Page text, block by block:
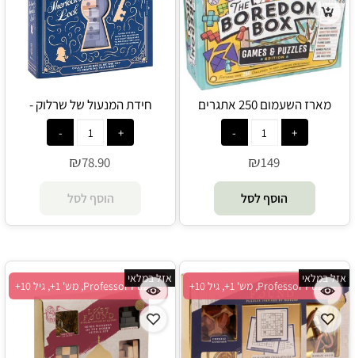
מארז השעמום 250 אתגרים
במארז אחד - Professor Puzzle
₪149
הוסף לסל
חידת המנעול של שרלוק -
Professor Puzzle
₪78.90
הוסף לסל
Professor Puzzle, מש' 1+, גיל 10+
אזל במלאי
Professor Puzzle, מש' 1+, גיל 10+
אזל במלאי